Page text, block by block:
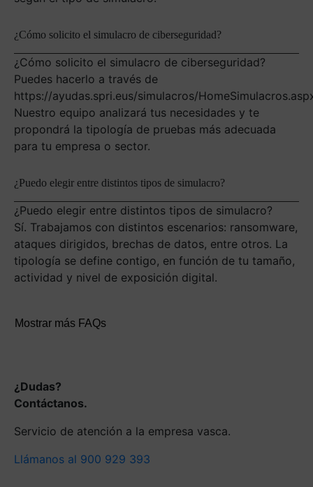
¿Cómo solicito el simulacro de ciberseguridad?
¿Cómo solicito el simulacro de ciberseguridad?
Puedes hacerlo a través de
https://ayudas.spri.eus/simulacros/
Nuestro equipo analizará tus necesidades y te
propondrá la tipología de pruebas más adecuada
para tu empresa o sector.
¿Puedo elegir entre distintos tipos de simulacro?
¿Puedo elegir entre distintos tipos de simulacro?
Sí. Trabajamos con distintos escenarios: ransomware,
ataques dirigidos, brechas de datos, entre otros. La
tipología se define contigo, en función de tu tamaño,
actividad y nivel de exposición digital.
Mostrar más FAQs
¿Dudas?
Contáctanos.
Servicio de atención a la empresa vasca.
Llámanos al 900 929 393